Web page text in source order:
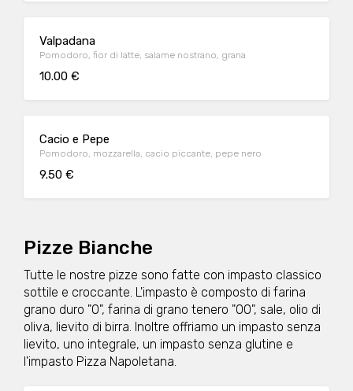
Valpadana
Pomodoro, fior di latte, salame nostrano, grana
10.00 €
Cacio e Pepe
Pomodoro, mozzarella, cacio piccante, pepe nero
9.50 €
Pizze Bianche
Tutte le nostre pizze sono fatte con impasto classico
sottile e croccante. L'impasto è composto di farina
grano duro "0", farina di grano tenero "00", sale, olio di
oliva, lievito di birra. Inoltre offriamo un impasto senza
lievito, uno integrale, un impasto senza glutine e
l'impasto Pizza Napoletana.